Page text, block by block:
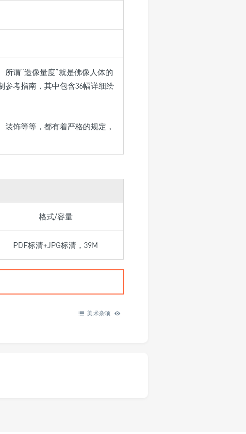
所谓“造像量度”就是佛像人体的
参考指南，其中包含36幅详细绘
饰等等，都有着严格的规定，
格式/容量
PDF标清+JPG标清，39M
美术杂项